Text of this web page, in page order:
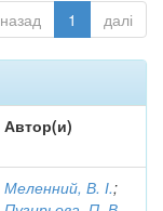
назад 1 далі
Автор(и)
Меленний, В. І.;